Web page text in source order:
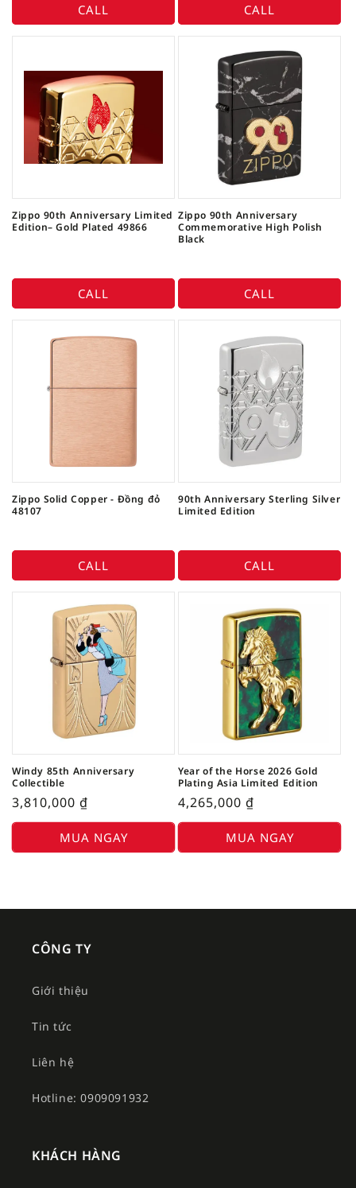
CALL CALL
Zippo 90th Anniversary Limited
Edition– Gold Plated 49866
CALL
Zippo 90th Anniversary
Commemorative High Polish
Black
CALL
Zippo Solid Copper - Đồng đỏ
48107
CALL
90th Anniversary Sterling Silver
Limited Edition
CALL
Windy 85th Anniversary
Collectible
3,810,000 ₫
MUA NGAY
Year of the Horse 2026 Gold
Plating Asia Limited Edition
4,265,000 ₫
MUA NGAY
CÔNG TY
Giới thiệu
Tin tức
Liên hệ
Hotline: 0909091932
KHÁCH HÀNG